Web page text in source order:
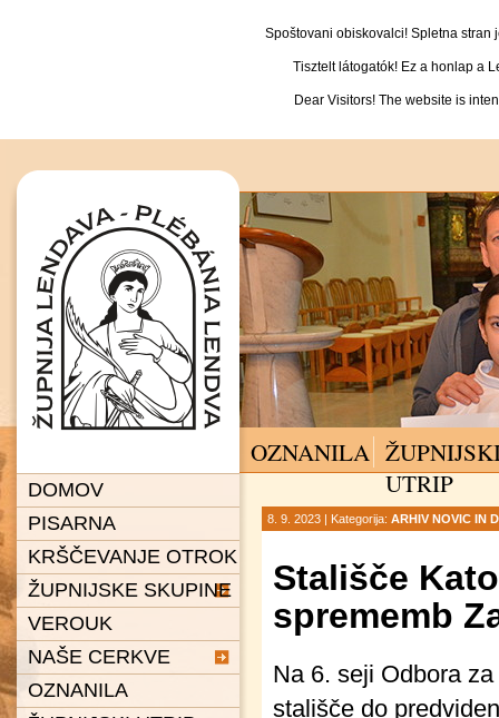
Spoštovani obiskovalci! Spletna
Tisztelt látogatók! Ez a honlap a
Dear Visitors! The website is
OZNANILA
UTRIP
DOMOV
PISARNA
KRŠČEVANJE OTROK
ŽUPNIJSKE SKUPINE
Karitas
Ministranti
Pevska skupina Spiritus
VEROUK
NAŠE CERKVE
Čentiba
OZNANILA
8. 9. 2023 | Kategorija: ARHIV NOVIC IN
Stališče
sprememb
Na 6. seji Odbora
stališče do